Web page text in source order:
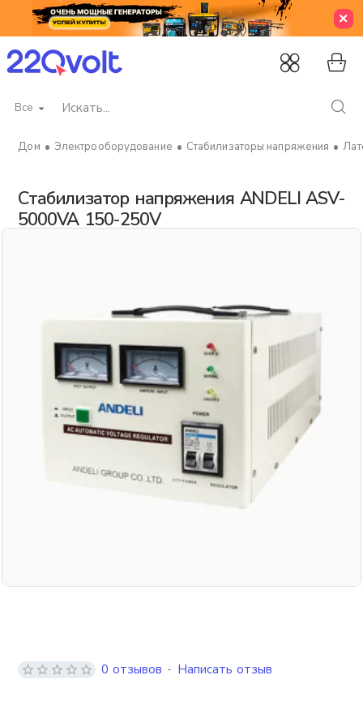
Все
Искать...
Стабилизатор напряжения ANDELI ASV-
5000VA 150-250V
Электрооборудование Стабилизаторы напряжения
0 отзывов - Написать отзыв